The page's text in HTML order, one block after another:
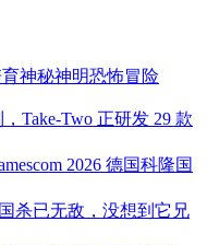
神秘神明恐怖冒险
Take-Two 正研发 29 款
2026 德国科隆国
杀已无敌，没想到它兄